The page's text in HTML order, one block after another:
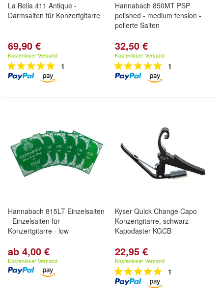
La Bella 411 Antique -
Darmsaiten für Konzertgitarre
69,90 €
Kostenloser Versand
1
Hannabach 850MT PSP
polished - medium tension -
polierte Saiten
32,50 €
Kostenloser Versand
1
Hannabach 815LT Einzelsaiten
- Einzelsaiten für
Konzertgitarre - low
ab 4,00 €
Kostenloser Versand
Kyser Quick Change Capo
Konzertgitarre, schwarz -
Kapodaster KGCB
22,95 €
Kostenloser Versand
1